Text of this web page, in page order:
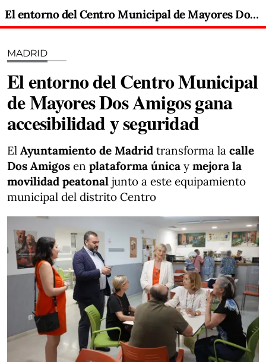
El entorno del Centro Municipal de Mayores Dos Amigos gana accesibilidad y seguridad
MADRID
El entorno del Centro Municipal
de Mayores Dos Amigos gana
accesibilidad y seguridad
El Ayuntamiento de Madrid transforma la calle
Dos Amigos en plataforma única y mejora la
movilidad peatonal junto a este equipamiento
municipal del distrito Centro